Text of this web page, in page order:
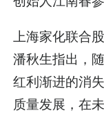
上海家化联合
潘秋生指出，
红利渐进的消
质量发展，在